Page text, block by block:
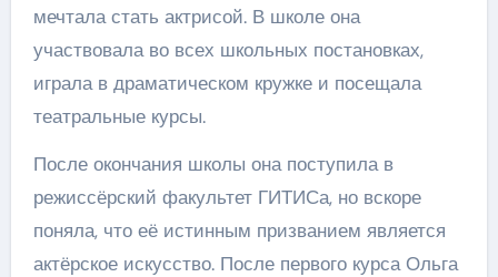
мечтала стать актрисой. В школе она
участвовала во всех школьных постановках,
играла в драматическом кружке и посещала
театральные курсы.
После окончания школы она поступила в
режиссёрский факультет ГИТИСа, но вскоре
поняла, что её истинным призванием является
актёрское искусство. После первого курса Ольга